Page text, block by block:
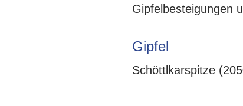
Gipfelbesteigungen
Gipfel
Schöttlkarspitze